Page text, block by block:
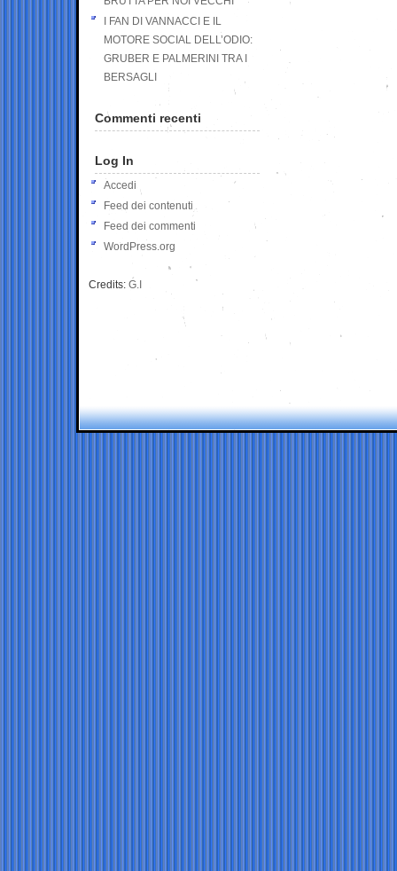
I FAN DI VANNACCI E IL
MOTORE SOCIAL DELL’ODIO:
GRUBER E PALMERINI TRA I
BERSAGLI
Commenti recenti
Log In
Accedi
Feed dei contenuti
Feed dei commenti
WordPress.org
Credits: G.I